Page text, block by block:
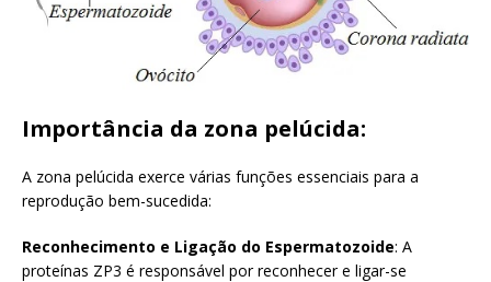
Importância da zona pelúcida:
A zona pelúcida exerce várias funções essenciais para a
reprodução bem-sucedida:
Reconhecimento e Ligação do Espermatozoide: A
proteínas ZP3 é responsável por reconhecer e ligar-se